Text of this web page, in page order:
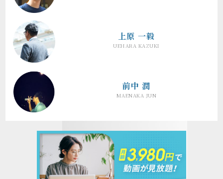
上原 一毅
UEHARA KAZUKI
前中 潤
MAENAKA JUN